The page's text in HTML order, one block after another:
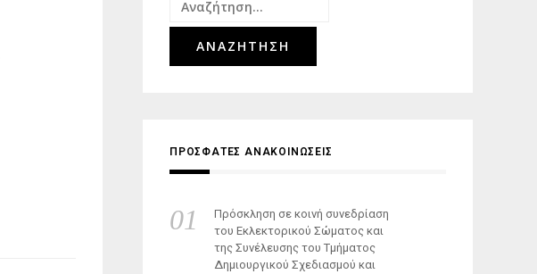
για:
ΠΡΟΣΦΑΤΕΣ ΑΝΑΚΟΙΝΩΣΕΙΣ
Πρόσκληση σε κοινή συνεδρίαση
του Εκλεκτορικού Σώματος και
της Συνέλευσης του Τμήματος
Δημιουργικού Σχεδιασμού και